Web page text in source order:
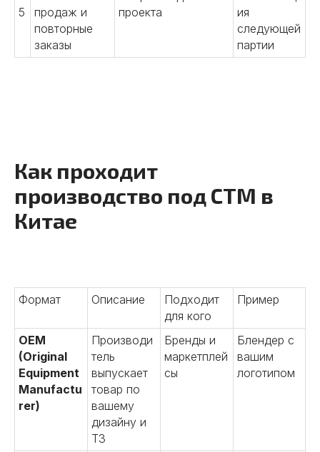
5
продаж и
повторные
заказы
проекта
ия
следующей
партии
Как проходит
производство под СТМ в
Китае
Формат Описание
Подходит
для кого
Пример
OEM
(Original
Equipment
Manufactu
rer)
Производи
тель
выпускает
товар по
вашему
дизайну и
ТЗ
Бренды и
маркетплей
сы
Блендер с
вашим
логотипом